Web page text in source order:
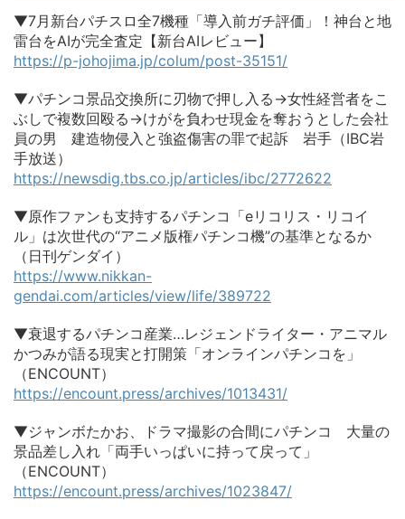
▼7月新台パチスロ全7機種「導入前ガチ評価」！神台と地
雷台をAIが完全査定【新台AIレビュー】
https://p-johojima.jp/colum/post-35151/
▼パチンコ景品交換所に刃物で押し入る→女性経営者をこ
ぶしで複数回殴る→けがを負わせ現金を奪おうとした会社
員の男 建造物侵入と強盗傷害の罪で起訴 岩手（IBC岩
手放送）
https://newsdig.tbs.co.jp/articles/ibc/2772622
▼原作ファンも支持するパチンコ「eリコリス・リコイ
ル」は次世代の“アニメ版権パチンコ機”の基準となるか
（日刊ゲンダイ）
https://www.nikkan-
gendai.com/articles/view/life/389722
▼衰退するパチンコ産業…レジェンドライター・アニマル
かつみが語る現実と打開策「オンラインパチンコを」
（ENCOUNT）
https://encount.press/archives/1013431/
▼ジャンボたかお、ドラマ撮影の合間にパチンコ 大量の
景品差し入れ「両手いっぱいに持って戻って」
（ENCOUNT）
https://encount.press/archives/1023847/